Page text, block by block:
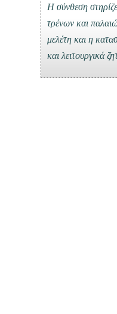
Η σύνθεση
τρένων και
μελέτη και η
και λειτουργικά